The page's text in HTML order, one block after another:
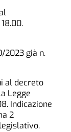
2023 già n.
al decreto
Legge
Indicazione
2